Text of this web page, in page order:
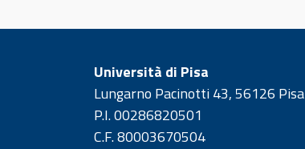
Università di Pisa
Lungarno Pacinotti 43, 56126 Pisa
P.I. 00286820501
C.F. 80003670504